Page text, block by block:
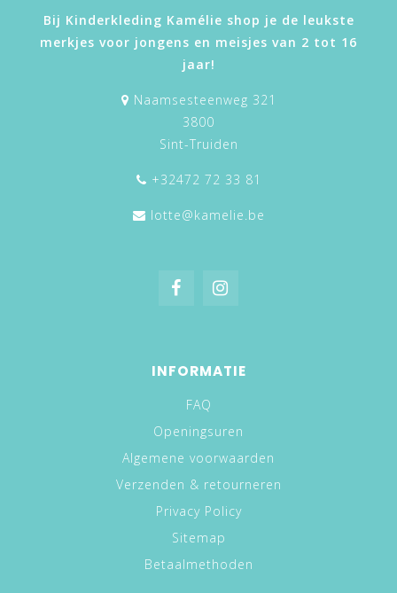
Bij Kinderkleding Kamélie shop je de leukste
merkjes voor jongens en meisjes van 2 tot 16
jaar!
Naamsesteenweg 321
3800
Sint-Truiden
+32472 72 33 81
lotte@kamelie.be
INFORMATIE
FAQ
Openingsuren
Algemene voorwaarden
Verzenden & retourneren
Privacy Policy
Sitemap
Betaalmethoden